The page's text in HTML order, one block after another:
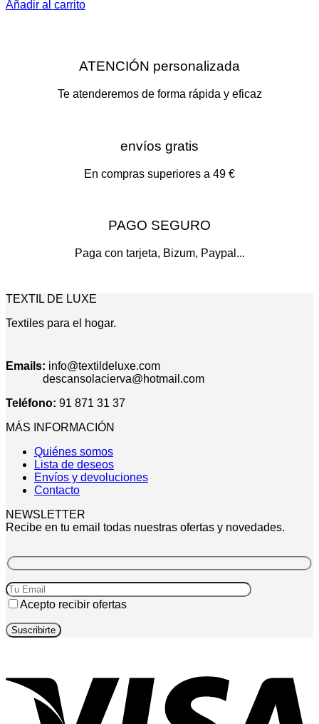
pueden
Añadir al carrito
ATENCIÓN personalizada
Te atenderemos de forma rápida y eficaz
envíos gratis
En compras superiores a 49 €
PAGO SEGURO
Paga con tarjeta, Bizum, Paypal...
TEXTIL DE LUXE
Textiles para el hogar.
Emails: info@textildeluxe.com
descansolacierva@hotmail.com
Teléfono: 91 871 31 37
MÁS INFORMACIÓN
Quiénes somos
Lista de deseos
Envíos y devoluciones
Contacto
NEWSLETTER
Recibe en tu email todas nuestras ofertas y novedades.
Acepto recibir ofertas